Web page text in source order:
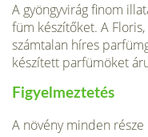
A gyöngyvirág finom
füm készítőket. A
szám­talan híres
készített parfümöket
Figyelmeztetés
A növény minden